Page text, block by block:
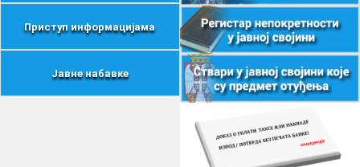
Приступ информацијама
Јавне набавке